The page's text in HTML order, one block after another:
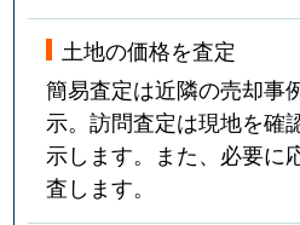
土地の価格を査定
簡易査定は近隣の売却事
示。訪問査定は現地を確
示します。また、必要に
査します。